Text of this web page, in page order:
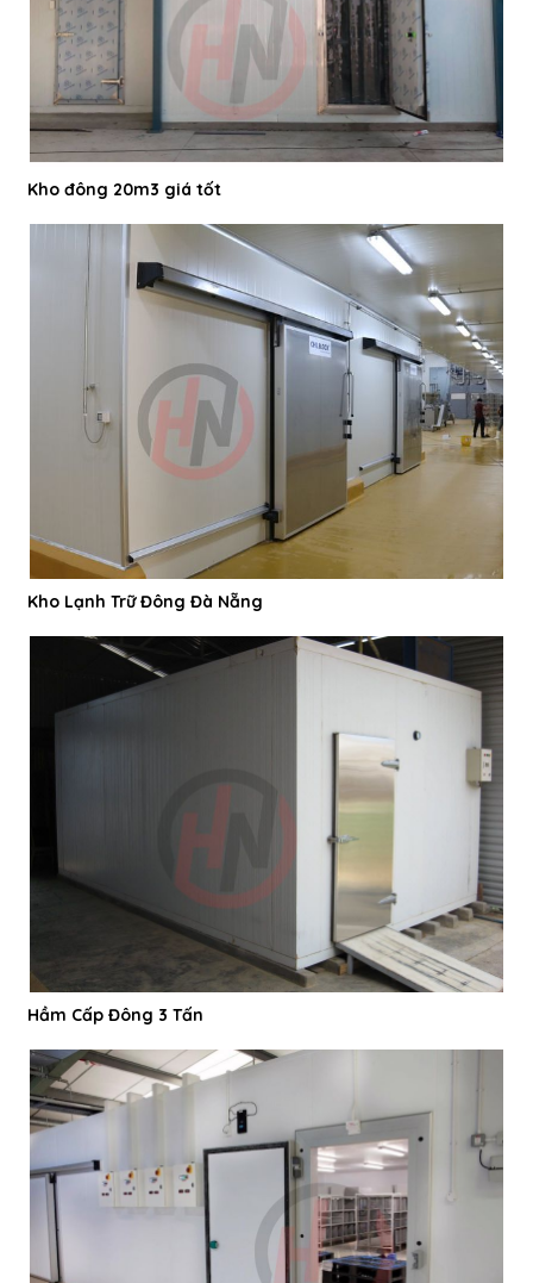
Kho đông 20m3 giá tốt
Kho Lạnh Trữ Đông Đà Nẵng
Hầm Cấp Đông 3 Tấn